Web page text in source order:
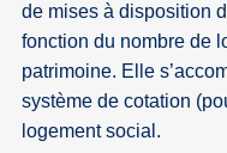
de mises à disposition
fonction du nombre de
patrimoine. Elle
système de cotation
logement social.